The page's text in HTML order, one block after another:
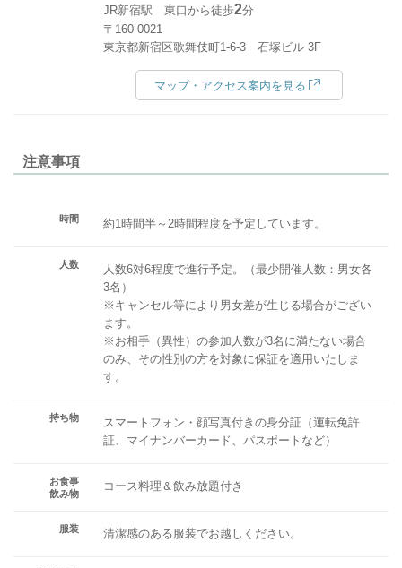
JR新宿駅 東口から徒歩2分
〒160-0021
東京都新宿区歌舞伎町1-6-3 石塚ビル 3F
マップ・アクセス案内を見る
注意事項
時間 約1時間半～2時間程度を予定しています。
人数
人数6対6程度で進行予定。（最少開催人数：男女各
3名）
※キャンセル等により男女差が生じる場合がござい
ます。
※お相手（異性）の参加人数が3名に満たない場合
のみ、その性別の方を対象に保証を適用いたしま
す。
持ち物
スマートフォン・顔写真付きの身分証（運転免許
証、マイナンバーカード、パスポートなど）
お食事
飲み物
コース料理＆飲み放題付き
服装 清潔感のある服装でお越しください。